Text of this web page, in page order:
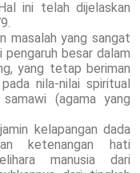
ini telah dijelaskan
masalah yang sangat
besar dalam
yang tetap beriman
nila-nilai spiritual
(agama yang
kelapangan dada
ketenangan hati
manusia dari